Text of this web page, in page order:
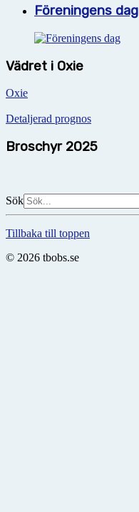
Föreningens dag
Vädret i Oxie
Oxie
Detaljerad prognos
Broschyr 2025
Sök
Tillbaka till toppen
© 2026 tbobs.se